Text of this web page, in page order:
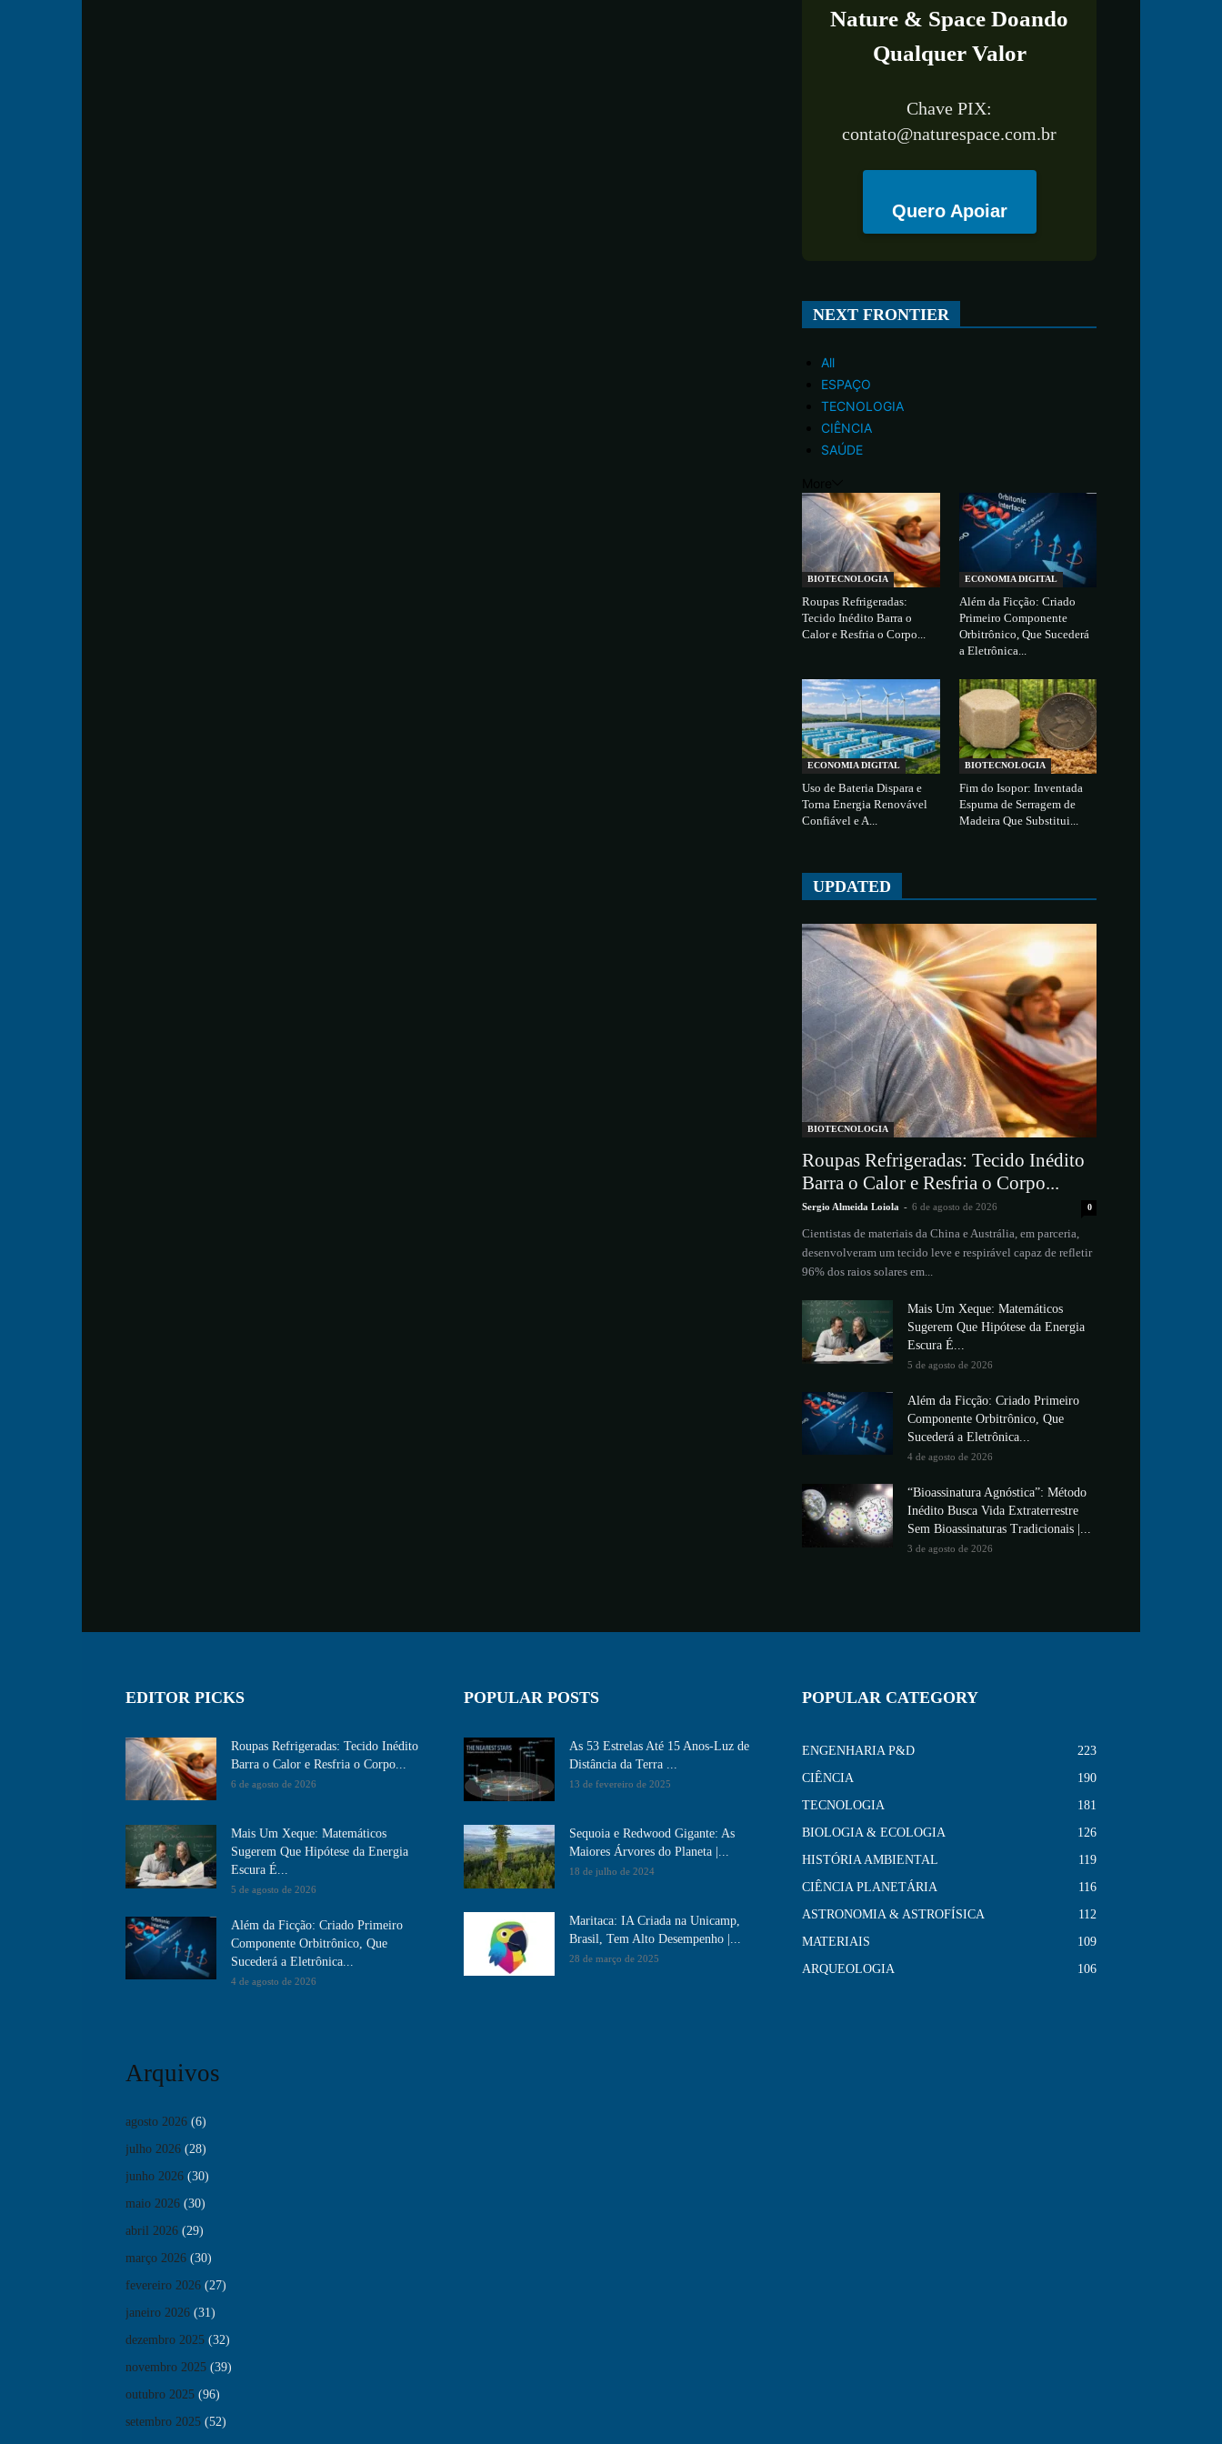
Nature & Space Doando
Qualquer Valor
Chave PIX:
contato@naturespace.com.br
Quero Apoiar
NEXT FRONTIER
All
ESPAÇO
TECNOLOGIA
CIÊNCIA
SAÚDE
BIOTECNOLOGIA
Roupas Refrigeradas:
Tecido Inédito Barra o
Calor e Resfria o Corpo...
ECONOMIA DIGITAL
Além da Ficção: Criado
Primeiro Componente
Orbitrônico, Que Sucederá
a Eletrônica...
ECONOMIA DIGITAL
Uso de Bateria Dispara e
Torna Energia Renovável
Confiável e A...
BIOTECNOLOGIA
Fim do Isopor: Inventada
Espuma de Serragem de
Madeira Que Substitui...
UPDATED
BIOTECNOLOGIA
Roupas Refrigeradas: Tecido Inédito
Barra o Calor e Resfria o Corpo...
Sergio Almeida Loiola - 6 de agosto de 2026 0
Cientistas de materiais da China e Austrália, em parceria,
desenvolveram um tecido leve e respirável capaz de refletir
96% dos raios solares em...
Mais Um Xeque: Matemáticos
Sugerem Que Hipótese da Energia
Escura É...
5 de agosto de 2026
Além da Ficção: Criado Primeiro
Componente Orbitrônico, Que
Sucederá a Eletrônica...
4 de agosto de 2026
“Bioassinatura Agnóstica”: Método
Inédito Busca Vida Extraterrestre
Sem Bioassinaturas Tradicionais |...
3 de agosto de 2026
EDITOR PICKS
Roupas Refrigeradas: Tecido Inédito
Barra o Calor e Resfria o Corpo...
6 de agosto de 2026
Mais Um Xeque: Matemáticos
Sugerem Que Hipótese da Energia
Escura É...
5 de agosto de 2026
Além da Ficção: Criado Primeiro
Componente Orbitrônico, Que
Sucederá a Eletrônica...
4 de agosto de 2026
Arquivos
agosto 2026 (6)
julho 2026 (28)
junho 2026 (30)
maio 2026 (30)
abril 2026 (29)
março 2026 (30)
fevereiro 2026 (27)
janeiro 2026 (31)
dezembro 2025 (32)
novembro 2025 (39)
outubro 2025 (96)
setembro 2025 (52)
POPULAR POSTS
As 53 Estrelas Até 15 Anos-Luz de
Distância da Terra ...
13 de fevereiro de 2025
Sequoia e Redwood Gigante: As
Maiores Árvores do Planeta |...
18 de julho de 2024
Maritaca: IA Criada na Unicamp,
Brasil, Tem Alto Desempenho​ |...
28 de março de 2025
POPULAR CATEGORY
ENGENHARIA P&D
223
CIÊNCIA
190
TECNOLOGIA
181
BIOLOGIA & ECOLOGIA
126
HISTÓRIA AMBIENTAL
119
CIÊNCIA PLANETÁRIA
116
ASTRONOMIA & ASTROFÍSICA
112
MATERIAIS
109
ARQUEOLOGIA
106